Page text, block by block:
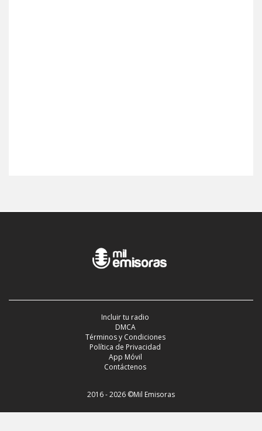
Incluir tu radio
DMCA
Términos y Condiciones
Política de Privacidad
App Móvil
Contáctenos
2016 - 2026 ©Mil Emisoras